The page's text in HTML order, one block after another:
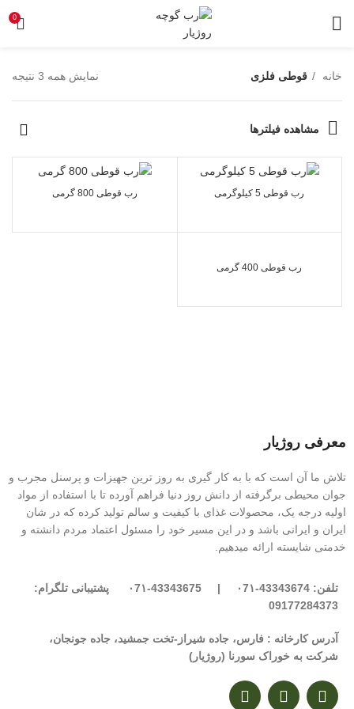
0
خانه قوطی فلزی نمایش همه 3 نتیجه
مشاهده فیلترها
رب قوطی 5 کیلوگرمی رب قوطی 800 گرمی
رب قوطی 400 گرمی
معرفی روژیار
تلاش ما آن است که با به کار گیری به روز ترین جهیزات و پرسنل مجرب و
جوان محیطی برگرفته از دانش روز دنیا فراهم آورده تا با استفاده از مواد
اولیه درجه یک، محصولات غذای با کیفیت و سالم تولید کرده که در شان
ایران و ایرانی باشد و در این مسیر خود را مسئول اعتماد مردم دانشته و
خدمتی شایسته ارائه میدهیم.
تلفن: 43343674-۰7۱ | 43343675-۰7۱ پشتیبانی تلگرام:
09177284373
آدرس کارخانه : فارس، جاده شیراز-تخت جمشید، جاده جونجان،
شرکت به خوراک سورنا (روژیار)